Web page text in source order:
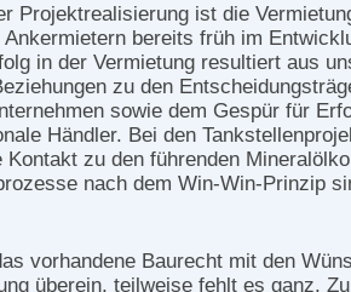
Projektrealisierung ist die
Ankermietern bereits früh im
in der Vermietung resultiert aus
zu den
sowie dem Gespür für
Händler. Bei den
Kontakt zu den führenden
nach dem Win-Win-Prinzip
vorhandene Baurecht mit den
überein, teilweise fehlt es ganz.